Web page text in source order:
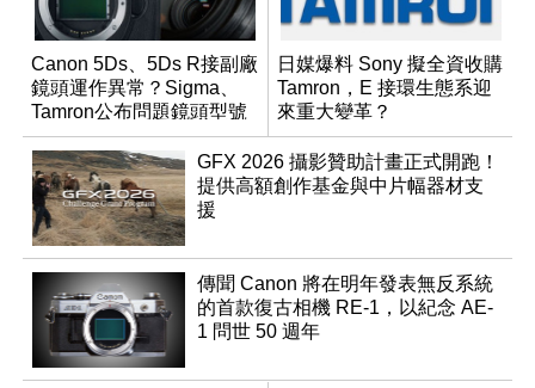
Canon 5Ds、5Ds R接副廠
鏡頭運作異常？Sigma、
Tamron公布問題鏡頭型號
及解決方案
日媒爆料 Sony 擬全資收購
Tamron，E 接環生態系迎
來重大變革？
GFX 2026 攝影贊助計畫正式開跑！
提供高額創作基金與中片幅器材支
援
傳聞 Canon 將在明年發表無反系統
的首款復古相機 RE-1，以紀念 AE-
1 問世 50 週年